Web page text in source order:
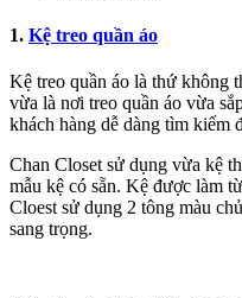
1. Kệ treo quần áo
Kệ treo quần áo là thứ không
vừa là nơi treo quần áo vừa
khách hàng dễ dàng tìm kiếm
Chan Closet sử dụng vừa kệ
mẫu kệ có sẵn. Kệ được làm
Cloest sử dụng 2 tông màu
sang trọng.